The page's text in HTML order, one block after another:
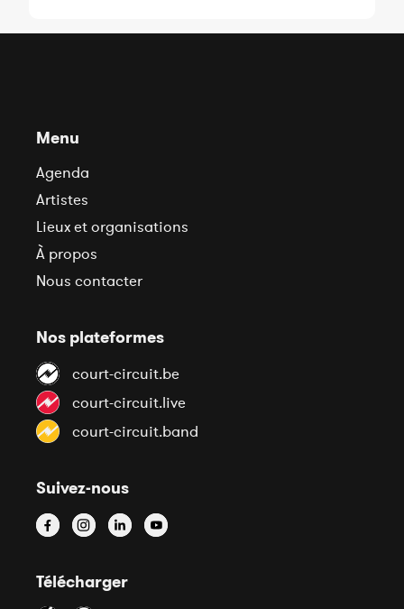
Menu
Agenda
Artistes
Lieux et organisations
À propos
Nous contacter
Nos plateformes
court-circuit.be
court-circuit.live
court-circuit.band
Suivez-nous
Télécharger